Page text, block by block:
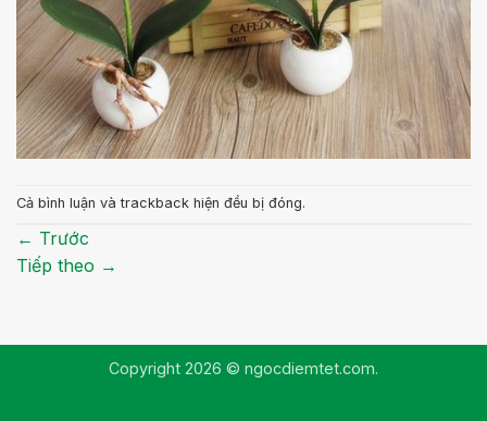
Cả bình luận và trackback hiện đều bị đóng.
← Trước
Tiếp theo →
Copyright 2026 © ngocdiemtet.com.